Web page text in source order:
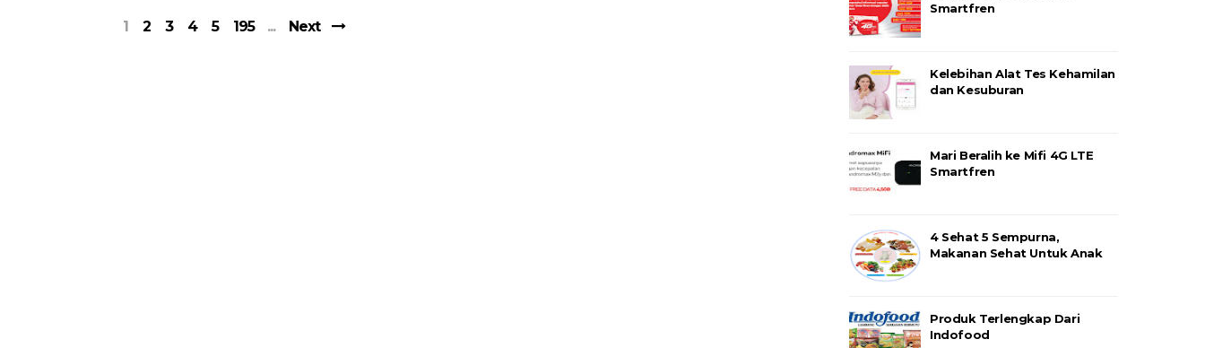
1 2 3 4 5 195 Next
Smartfren
Kelebihan Alat Tes Kehamilan
dan Kesuburan
Mari Beralih ke Mifi 4G LTE
Smartfren
4 Sehat 5 Sempurna,
Makanan Sehat Untuk Anak
Produk Terlengkap Dari
Indofood